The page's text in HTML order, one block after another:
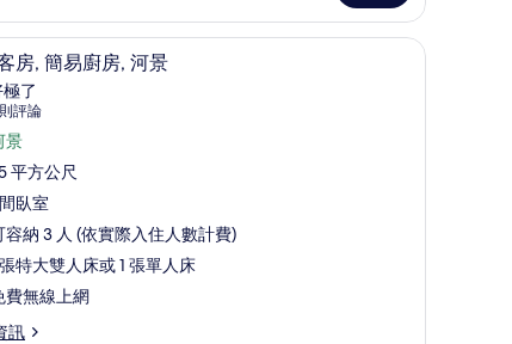
費搖籃/嬰兒床 高級寢具、客房內保險箱、遮光布/窗簾、免
房, 簡易廚房, 河景
，滿分 10 分
了
評論
)
景
平方公尺
臥室
容納 3 人 (依實際入住人數計費)
特大雙人床或 1 張單人床
費無線上網
訊